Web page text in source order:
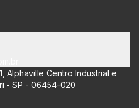
Alphaville Centro Industrial e
- SP - 06454-020